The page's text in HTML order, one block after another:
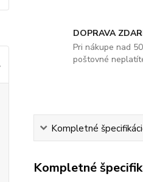
DOPRAVA
Pri nákupe nad
poštovné
Kompletné
Kompletné